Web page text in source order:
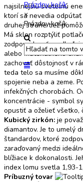
Prázdny košík
×
Prázdny košík
najsilnejšiu svetelnú
ktorí sa nevedia
druhej strane tiež
Má sklon rozptýliť
zodpovednosť a
alebo materiálneho
zachovať dôstojnosť v
teda telo sa musíme
spojenie neba a zeme.
infekčných chorobách.
koncentrácie - symbol
opustiť a oželieť všetko,
Kubický zirkón: je
diamantov. Je to umelý
štandardov, ktoré
zaraďovaný medzi
blížiace k dokonalosti.
index lomu svetla 1,93-
Príbuzný tovar